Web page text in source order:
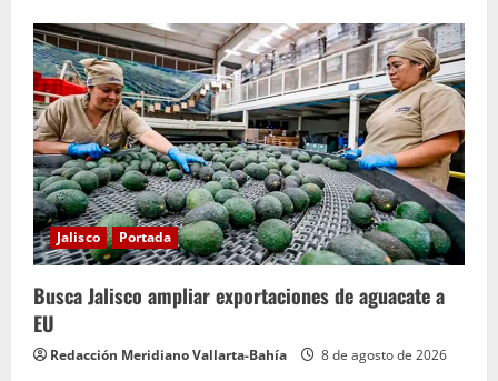
Jalisco Portada
Busca Jalisco ampliar exportaciones de aguacate a
EU
Redacción Meridiano Vallarta-Bahía 8 de agosto de 2026